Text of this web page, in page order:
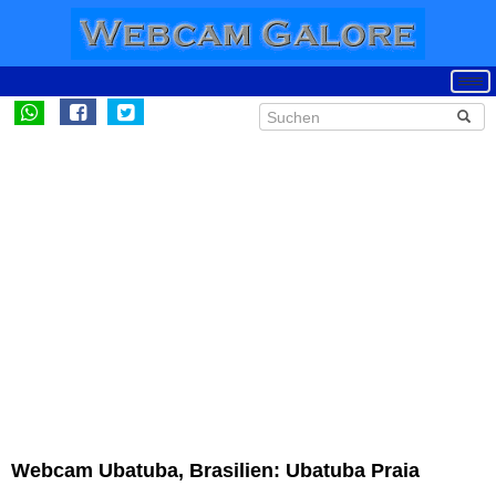
Webcam Ubatuba, Brasilien: Ubatuba Praia